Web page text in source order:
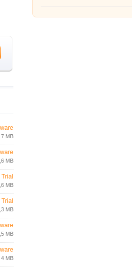
7 MB
MB
Trial
MB
Trial
MB
MB
4 MB